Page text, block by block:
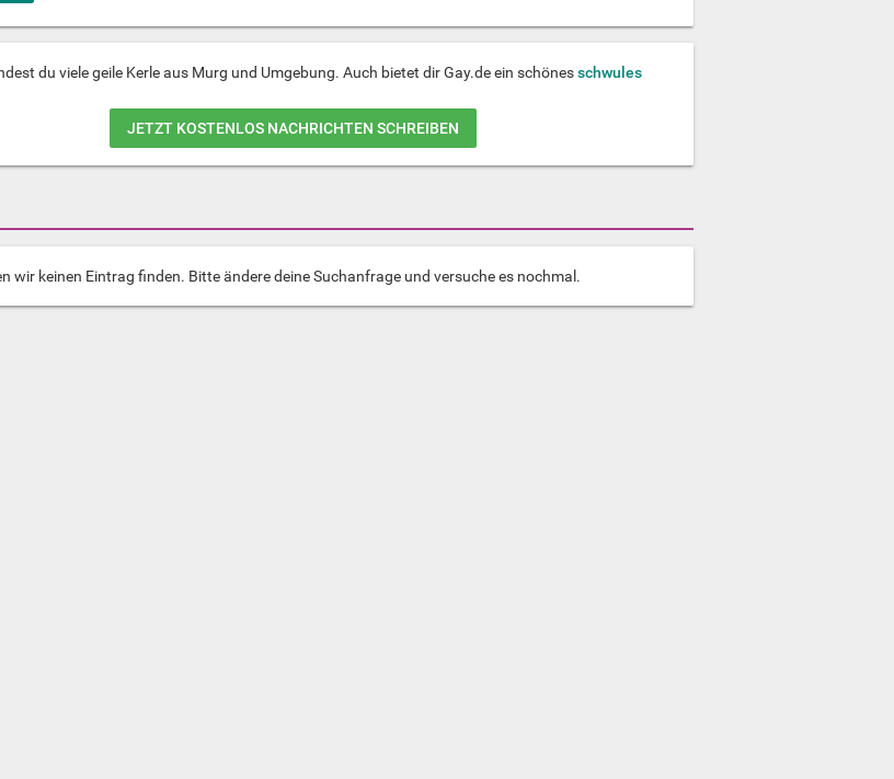
du viele geile Kerle aus Murg und Umgebung. Auch bietet dir Gay.de ein schönesschwules
JETZT KOSTENLOS NACHRICHTEN SCHREIBEN
wir keinen Eintrag finden. Bitte ändere deine Suchanfrage und versuche es nochmal.